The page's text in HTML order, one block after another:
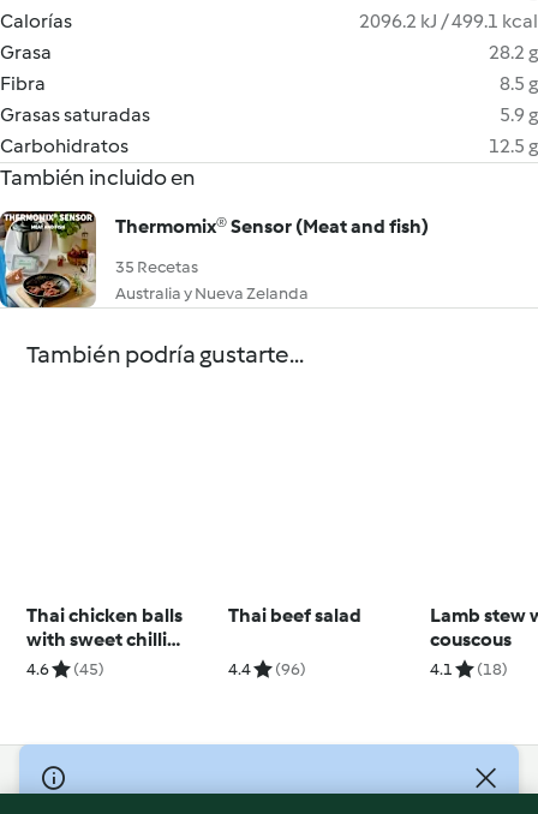
Calorías
2096.2 kJ / 499.1 kcal
Grasa
28.2 g
Fibra
8.5 g
Grasas saturadas
5.9 g
Carbohidratos
12.5 g
También incluido en
Thermomix® Sensor (Meat and fish)
35 Recetas
Australia y Nueva Zelanda
También podría gustarte...
Thai chicken balls
with sweet chilli
dipping sauce
4.6 (45)
Thai beef salad
4.4 (96)
Lamb stew
couscous
4.1 (18)
© Copyright 2026